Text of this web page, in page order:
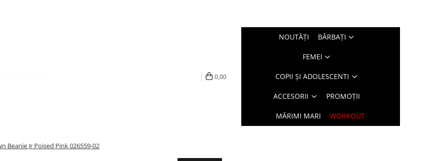
0,00
NOUTĂŢI BĂRBAŢI
FEMEI
COPII ȘI ADOLESCENTI
ACCESORII PROMOȚII
MĂRIMI MARI WORKOUT
Beanie Jr Poised Pink 026559-02